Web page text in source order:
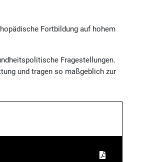
Fortbildung auf hohem
Fragestellungen.
und tragen so maßgeblich zur